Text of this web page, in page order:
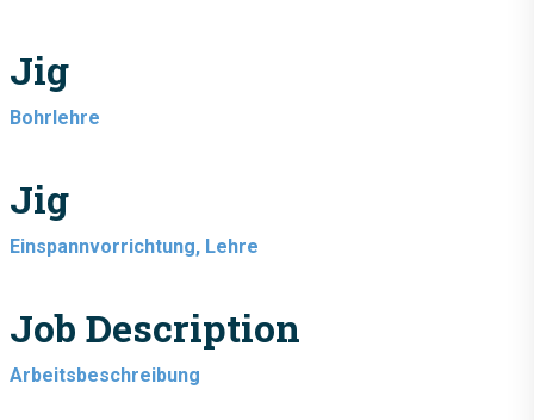
Jig
Bohrlehre
Jig
Einspannvorrichtung, Lehre
Job Description
Arbeitsbeschreibung